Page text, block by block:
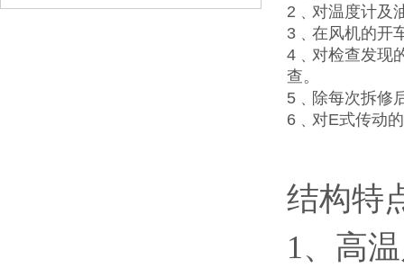
2﹑对温度计及
3﹑在风机的开
4﹑对检查发现
查。
5﹑除每次拆修
6﹑对E式传动
结构特
1、高